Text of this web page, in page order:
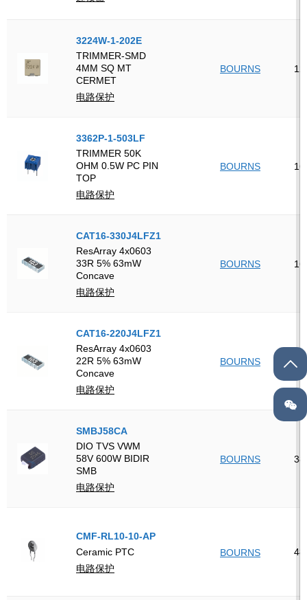
3224W-1-202E
TRIMMER-SMD
4MM SQ MT
CERMET
电路保护
BOURNS 12
3362P-1-503LF
TRIMMER 50K
OHM 0.5W PC PIN
TOP
电路保护
BOURNS 16
CAT16-330J4LFZ1
ResArray 4x0603
33R 5% 63mW
Concave
电路保护
BOURNS 16
CAT16-220J4LFZ1
ResArray 4x0603
22R 5% 63mW
Concave
电路保护
BOURNS 16
SMBJ58CA
DIO TVS VWM
58V 600W BIDIR
SMB
电路保护
BOURNS 38
CMF-RL10-10-AP
Ceramic PTC
电路保护
BOURNS 48